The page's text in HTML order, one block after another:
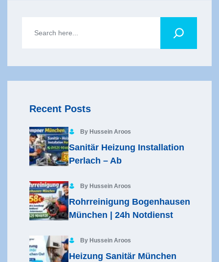
Recent Posts
By Hussein Aroos
Sanitär Heizung Installation
Perlach – Ab
By Hussein Aroos
Rohrreinigung Bogenhausen
München | 24h Notdienst
By Hussein Aroos
Heizung Sanitär München